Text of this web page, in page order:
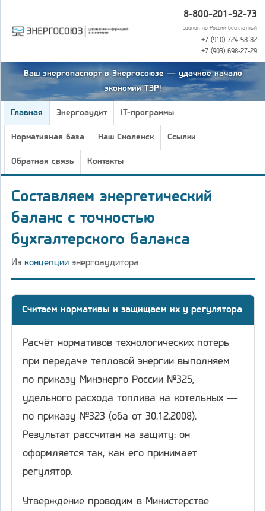
8-800-201-92-73
звонок по России бесплатный
+7 (910) 724-58-82
+7 (903) 698-27-29
Ваш энергопаспорт в Энергосоюзе — удачное начало
экономии ТЭР!
Главная Энергоаудит IT-программы
Нормативная база Наш Смоленск Ссылки
Обратная связь Контакты
Составляем энергетический
баланс с точностью
бухгалтерского баланса
Из концепции энергоаудитора
Считаем нормативы и защищаем их у регулятора
Расчёт нормативов технологических потерь
при передаче тепловой энергии выполняем
по приказу Минэнерго России №325,
удельного расхода топлива на котельных —
по приказу №323 (оба от 30.12.2008).
Результат рассчитан на защиту: он
оформляется так, как его принимает
регулятор.
Утверждение проводим в Министерстве